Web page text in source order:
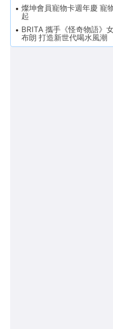
燦坤會員寵物卡週年慶 寵
起
BRITA 攜手《怪奇物語》
布朗 打造新世代喝水風潮